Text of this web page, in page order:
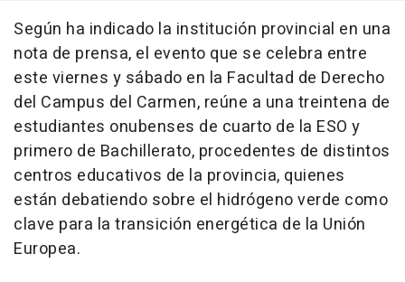
Según ha indicado la institución provincial en una
nota de prensa, el evento que se celebra entre
este viernes y sábado en la Facultad de Derecho
del Campus del Carmen, reúne a una treintena de
estudiantes onubenses de cuarto de la ESO y
primero de Bachillerato, procedentes de distintos
centros educativos de la provincia, quienes
están debatiendo sobre el hidrógeno verde como
clave para la transición energética de la Unión
Europea.